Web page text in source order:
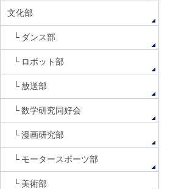
文化部
ダンス部
ロボット部
放送部
数学研究同好会
漫画研究部
モータースポーツ部
美術部